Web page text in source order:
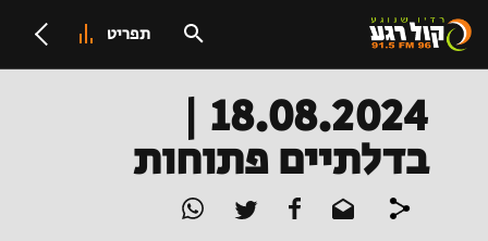
תפריט
18.08.2024 |
בדלתיים פתוחות